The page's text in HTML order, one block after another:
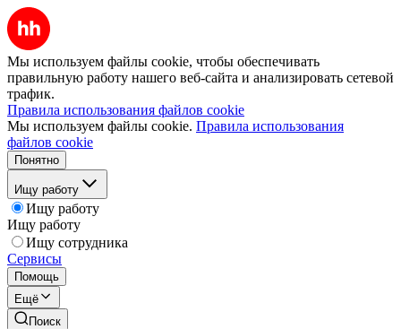
Мы используем файлы cookie, чтобы обеспечивать
правильную работу нашего веб-сайта и анализировать сетевой
трафик.
Правила использования файлов cookie
Мы используем файлы cookie. Правила использования
файлов cookie
Понятно
Ищу работу
Ищу работу
Ищу работу
Ищу сотрудника
Сервисы
Помощь
Ещё
Поиск